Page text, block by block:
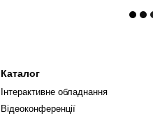
Каталог
Інтерактивне обладнання
Відеоконференції